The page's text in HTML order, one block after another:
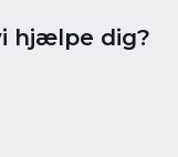
hjælpe dig?